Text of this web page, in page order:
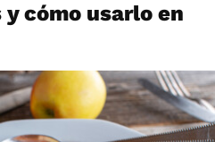
cómo usarlo en